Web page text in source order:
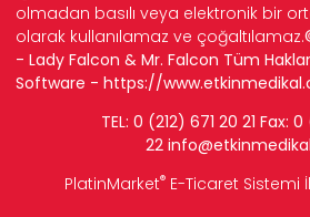
olmadan basılı veya elektronik bir
olarak kullanılamaz ve çoğaltılamaz.
- Lady Falcon & Mr. Falcon Tüm
Software - https://
TEL: 0 (212) 671 20 21 Fax:
22 info
PlatinMarket® E-Ticaret Sistemi